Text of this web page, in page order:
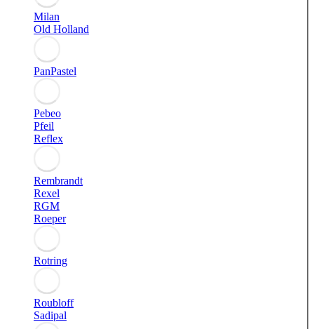
Milan
Old Holland
PanPastel
Pebeo
Pfeil
Reflex
Rembrandt
Rexel
RGM
Roeper
Rotring
Roubloff
Sadipal